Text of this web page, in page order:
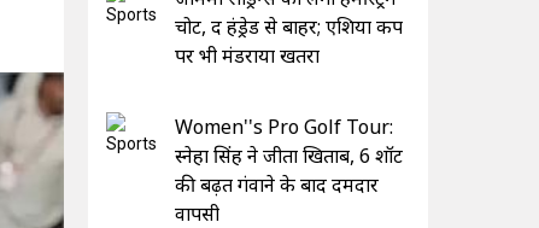
चोट, द हंड्रेड से बाहर; एशिया कप
पर भी मंडराया खतरा
Women''s Pro Golf Tour:
स्नेहा सिंह ने जीता खिताब, 6 शॉट
की बढ़त गंवाने के बाद दमदार
वापसी